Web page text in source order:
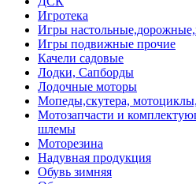
Игротека
Игры
Игры подвижные прочие
Качели садовые
Лодки, Сапборды
Лодочные моторы
Мопеды,скутера,
Мотозапчасти и
шлемы
Моторезина
Надувная продукция
Обувь зимняя